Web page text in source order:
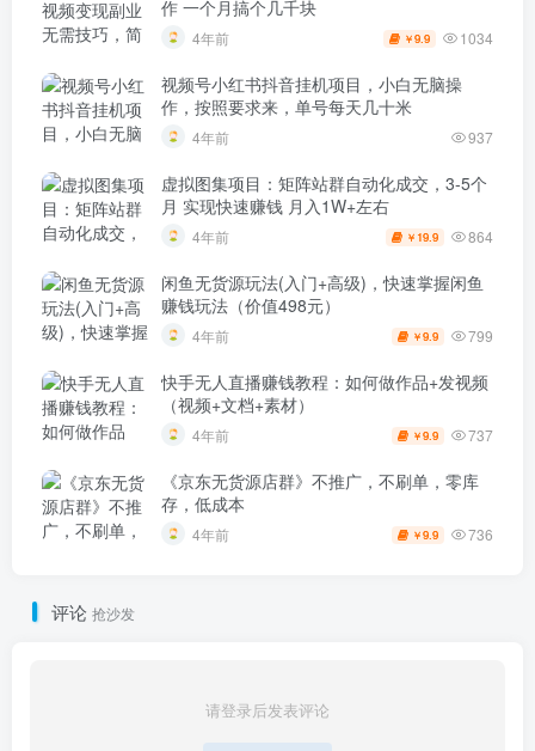
作 一个月搞个几千块
4年前 ￥9.9 1034
视频号小红书抖音挂机项目，小白无脑操
作，按照要求来，单号每天几十米
4年前 937
虚拟图集项目：矩阵站群自动化成交，3-5个
月 实现快速赚钱 月入1W+左右
4年前 ￥ 19.9 864
闲鱼无货源玩法(入门+高级)，快速掌握闲鱼
赚钱玩法（价值498元）
4年前 ￥9.9 799
快手无人直播赚钱教程：如何做作品+发视频
（视频+文档+素材）
4年前 ￥9.9 737
《京东无货源店群》不推广，不刷单，零库
存，低成本
4年前 ￥9.9 736
评论 抢沙发
请登录后发表评论